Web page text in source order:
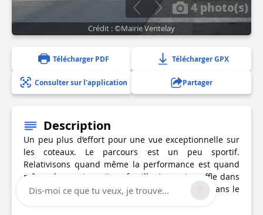
4 photo(s)
Crédit : ©Mairie Ventelay
Télécharger PDF Télécharger GPX
Consulter sur l'application Partager
Description
Un peu plus d’effort pour une vue exceptionnelle sur
les coteaux. Le parcours est un peu sportif.
Relativisons quand même la performance est quand
même douce et se vit en famille. Le vent souffle dans
les hauteurs alors que le village semble blotti dans le
Dis-moi ce que tu veux, je trouve...